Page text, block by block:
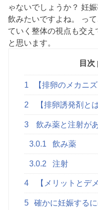
ゃないでしょうか？ 妊
飲みたいですよね。 っ
ていく整体の視点も交え
と思います。
目次
1 【排卵のメカニズ
2 【排卵誘発剤とは
3 飲み薬と注射が
3.0.1 飲み薬
3.0.2 注射
4 【メリットとデ
5 確かに妊娠する